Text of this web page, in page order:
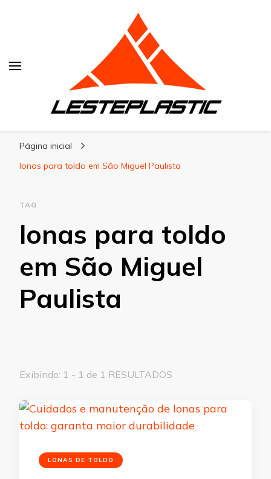
Página inicial
lonas para toldo em São Miguel Paulista
TAG
lonas para toldo
em São Miguel
Paulista
Exibindo: 1 - 1 de 1 RESULTADOS
LONAS DE TOLDO